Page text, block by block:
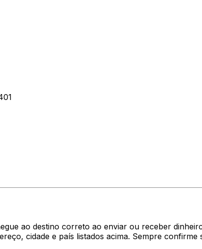
ao destino correto ao enviar ou receber
cidade e país listados acima. Sempre